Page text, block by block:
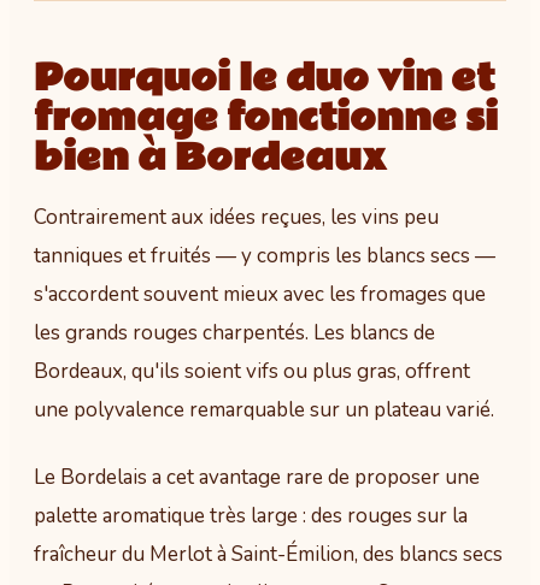
Pourquoi le duo vin et
fromage fonctionne si
bien à Bordeaux
Contrairement aux idées reçues, les vins peu
tanniques et fruités — y compris les blancs secs —
s'accordent souvent mieux avec les fromages que
les grands rouges charpentés. Les blancs de
Bordeaux, qu'ils soient vifs ou plus gras, offrent
une polyvalence remarquable sur un plateau varié.
Le Bordelais a cet avantage rare de proposer une
palette aromatique très large : des rouges sur la
fraîcheur du Merlot à Saint-Émilion, des blancs secs